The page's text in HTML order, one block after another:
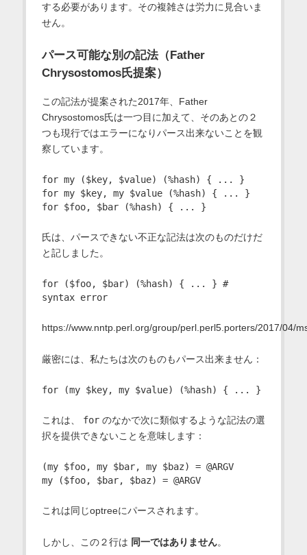
する必要があります。その複雑さは労力に見合いま
せん。
パース可能な別の記法（Father
Chrysostomos氏提案）
この記法が提案された2017年、Father
Chrysostomos氏は一つ目に加えて、そのあとの２
つも現行ではエラーになりパース出来ないことを観
察しています。
for my ($key, $value) (%hash) { ... }
for my $key, my $value (%hash) { ... }
氏は、パースできない不正な記法は次のものだけだ
と記しました。
for ($foo, $bar) (%hash) { ... } #
syntax error
https://www.nntp.perl.org/group/perl.perl5.porters/2017/04/
厳密には、私たちは次のものもパース出来ません：
これは、 forのなかで次に類似するような記法の選
択を提供できないことを意味します：
(my $foo, my $bar, my $baz) = @ARGV
my ($foo, $bar, $baz) = @ARGV
これは同じoptreeにパースされます。
しかし、この２行は 同一ではありません。